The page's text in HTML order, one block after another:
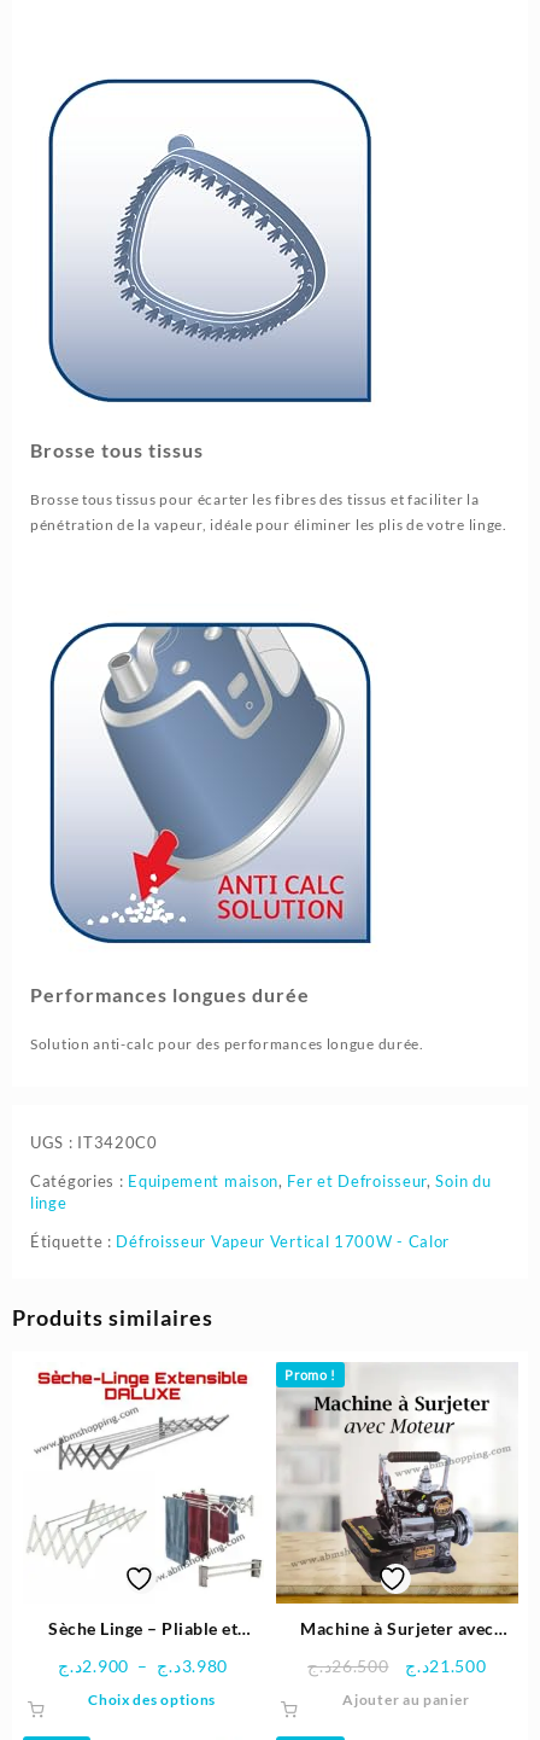
Brosse tous tissus
Brosse tous tissus pour écarter les fibres des tissus et faciliter la
pénétration de la vapeur, idéale pour éliminer les plis de votre linge.
Performances longues durée
Solution anti-calc pour des performances longue durée.
UGS : IT3420C0
Catégories : Equipement maison, Fer et Defroisseur,Soin du
linge
Étiquette : Défroisseur Vapeur Vertical 1700W - Calor
Produits similaires
Sèche Linge – Pliable et
DALUXE
2.900د.ج – 3.980د.ج
Choix des options
Promo !
Machine à Surjeter avec
26.500د.ج
Le
21.500د.ج
Le
Ajouter au panier